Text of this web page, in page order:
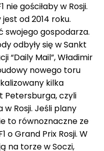
nie gościłaby w Rosji.
od 2014 roku.
swojego gospodarza.
odbyły się w Sankt
“Daily Mail”, Władimir
nowego toru
kilka
Petersburga, czyli
Rosji. Jeśli plany
to równoznaczne ze
o Grand Prix Rosji. W
na torze w Soczi,